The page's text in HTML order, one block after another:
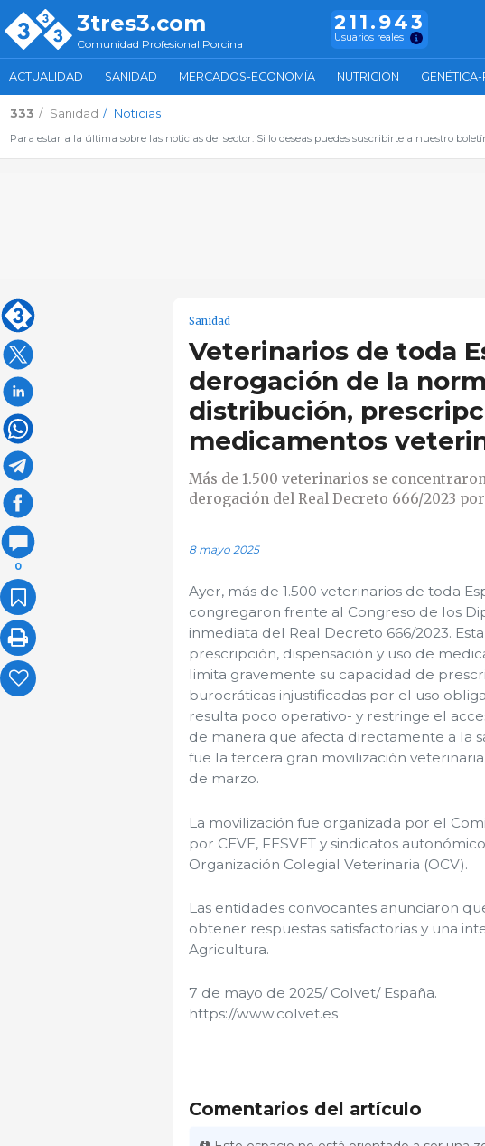
3tres3.com
Comunidad Profesional Porcina
211.943
Usuarios reales
ACTUALIDAD SANIDAD MERCADOS-ECONOMÍA NUTRICIÓN
333 Sanidad Noticias
Para estar a la última sobre las noticias del sector. Si lo deseas puedes suscribirte a nuestro
0
Sanidad
Veterinarios de toda
derogación de la
distribución,
medicamentos
Más de 1.500 veterinarios se
derogación del Real Decreto 666/2023
8 mayo 2025
Ayer, más de 1.500 veterinarios de toda
congregaron frente al Congreso de los
inmediata del Real Decreto 666/2023.
prescripción, dispensación y uso de
limita gravemente su capacidad de
burocráticas injustificadas por el uso
resulta poco operativo- y restringe el
de manera que afecta directamente a la
fue la tercera gran movilización
de marzo.
La movilización fue organizada por el
por CEVE, FESVET y sindicatos
Organización Colegial Veterinaria (OCV).
Las entidades convocantes anunciaron
obtener respuestas satisfactorias y una
Agricultura.
7 de mayo de 2025/ Colvet/ España.
https://www.colvet.es
Comentarios del artículo